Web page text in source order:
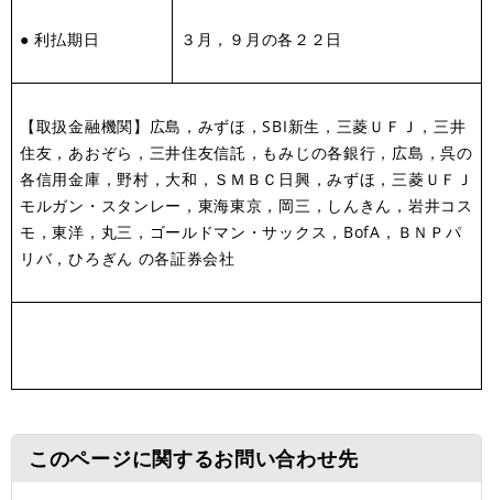
● 利払期日 ３月，９月の各２２日
【取扱金融機関】広島，みずほ，SBI新生，三菱ＵＦＪ，三井
住友，あおぞら，三井住友信託，もみじの各銀行，広島，呉の
各信用金庫，野村，大和，ＳＭＢＣ日興，みずほ，三菱ＵＦＪ
モルガン・スタンレー，東海東京，岡三，しんきん，岩井コス
モ，東洋，丸三，ゴールドマン・サックス，BofA，ＢＮＰパ
リバ，ひろぎん の各証券会社
このページに関するお問い合わせ先